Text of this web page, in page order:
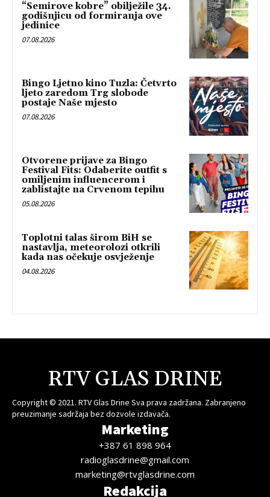
“Semirove kobre” obilježile 34.
godišnjicu od formiranja ove
jedinice
07.08.2026
Bingo Ljetno kino Tuzla: Četvrto
ljeto zaredom Trg slobode
postaje Naše mjesto
07.08.2026
Otvorene prijave za Bingo
Festival Fits: Odaberite outfit s
omiljenim influencerom i
zablistajte na Crvenom tepihu
05.08.2026
Toplotni talas širom BiH se
nastavlja, meteorolozi otkrili
kada nas očekuje osvježenje
04.08.2026
RTV GLAS DRINE
Copyright © 2021. RTV Glas Drine Sva prava zadržana. Zabranjeno
preuzimanje sadržaja bez dozvole izdavača.
Marketing
+387 61 898 964
radioglasdrine@gmail.com
marketing@rtvglasdrine.com
Redakcija